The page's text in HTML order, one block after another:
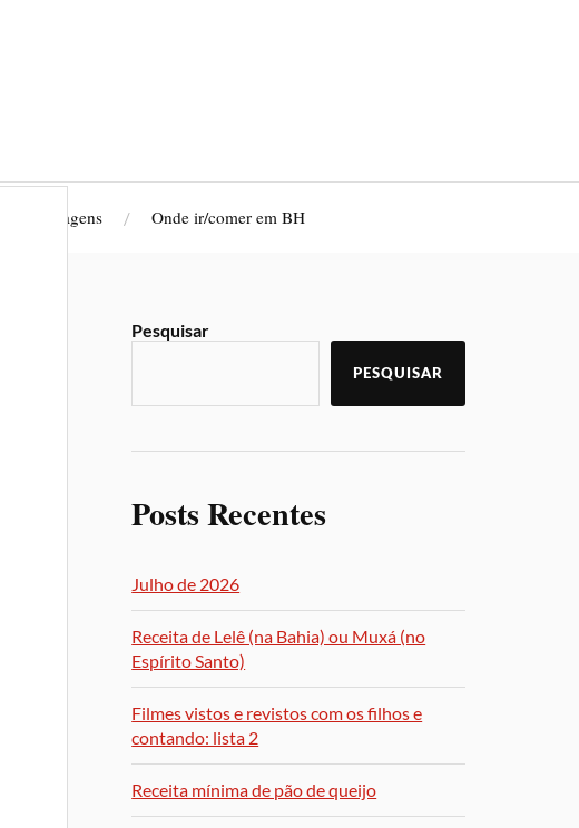
Viagens Onde ir/comer em BH
Pesquisar
PESQUISAR
Posts Recentes
Julho de 2026
Receita de Lelê (na Bahia) ou Muxá (no
Espírito Santo)
Filmes vistos e revistos com os filhos e
contando: lista 2
Receita mínima de pão de queijo